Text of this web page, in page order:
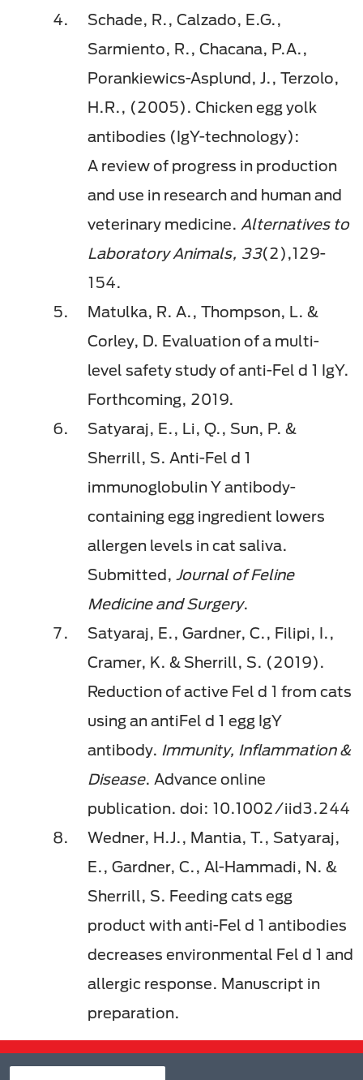
Schade, R., Calzado, E.G.,
Sarmiento, R., Chacana, P.A.,
Porankiewics-Asplund, J., Terzolo,
H.R., (2005). Chicken egg yolk
antibodies (IgY-technology):
A review of progress in production
and use in research and human and
veterinary medicine. Alternatives to
Laboratory Animals, 33(2),129-
154.
Matulka, R. A., Thompson, L. &
Corley, D. Evaluation of a multi-
level safety study of anti-Fel d 1 IgY.
Forthcoming, 2019.
Satyaraj, E., Li, Q., Sun, P. &
Sherrill, S. Anti-Fel d 1
immunoglobulin Y antibody-
containing egg ingredient lowers
allergen levels in cat saliva.
Submitted, Journal of Feline
Medicine and Surgery.
Satyaraj, E., Gardner, C., Filipi, I.,
Cramer, K. & Sherrill, S. (2019).
Reduction of active Fel d 1 from cats
using an antiFel d 1 egg IgY
antibody. Immunity, Inflammation &
Disease. Advance online
publication. doi: 10.1002/iid3.244
Wedner, H.J., Mantia, T., Satyaraj,
E., Gardner, C., Al-Hammadi, N. &
Sherrill, S. Feeding cats egg
product with anti-Fel d 1 antibodies
decreases environmental Fel d 1 and
allergic response. Manuscript in
preparation.